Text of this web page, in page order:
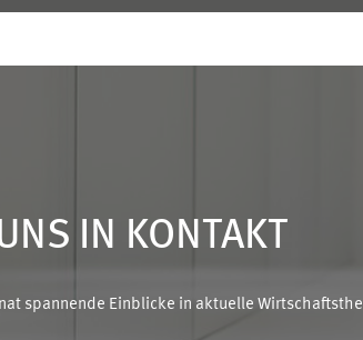
IN KONTAKT
spannende Einblicke in aktuelle